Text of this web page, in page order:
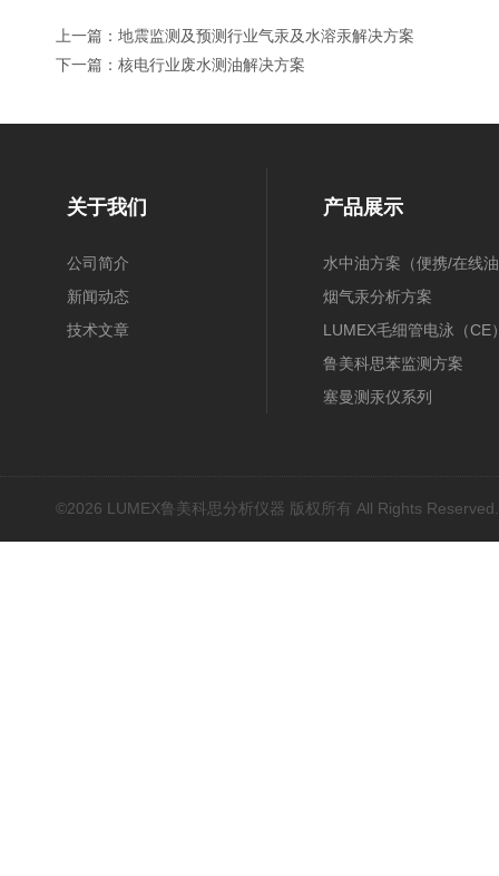
上一篇： 地震监测及预测行业气汞及水溶汞解决方案
下一篇： 核电行业废水测油解决方案
关于我们
公司简介
新闻动态
技术文章
产品展示
水中油方案（便携/在线油
膜/在线）
烟气汞分析方案
（30B/CEMS/OH）
LUMEX毛细管电泳（CE
鲁美科思苯监测方案
塞曼测汞仪系列
©2026 LUMEX鲁美科思分析仪器 版权所有 All Rights